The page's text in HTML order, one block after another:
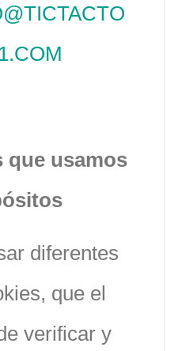
usamos
diferentes
que el
verificar y